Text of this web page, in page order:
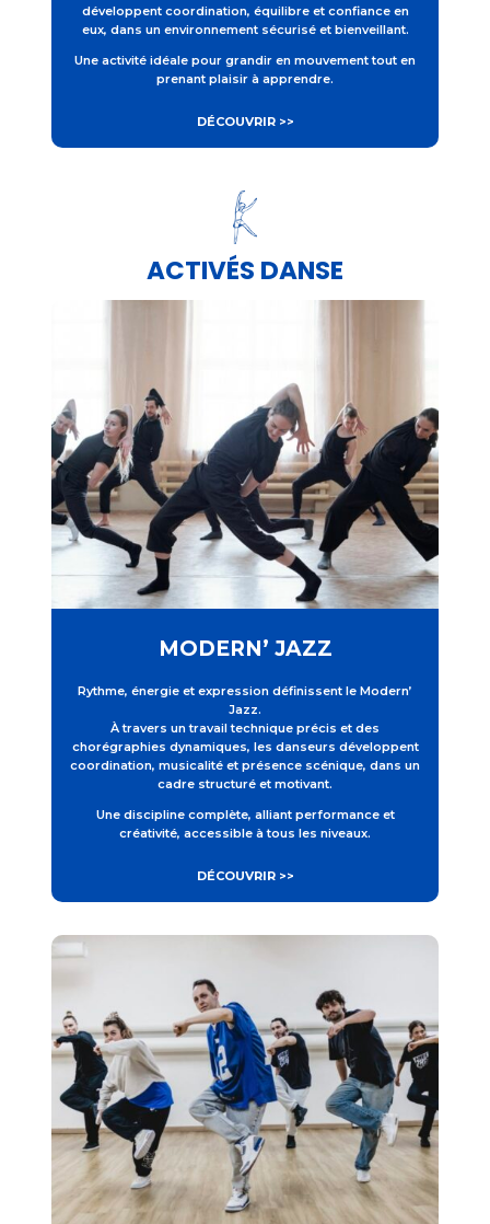
développent coordination, équilibre et confiance en
eux, dans un environnement sécurisé et bienveillant.
Une activité idéale pour grandir en mouvement tout en
prenant plaisir à apprendre.
DÉCOUVRIR >>
ACTIVÉS DANSE
MODERN’ JAZZ
Rythme, énergie et expression définissent le Modern’
Jazz.
À travers un travail technique précis et des
chorégraphies dynamiques, les danseurs développent
coordination, musicalité et présence scénique, dans un
cadre structuré et motivant.
Une discipline complète, alliant performance et
créativité, accessible à tous les niveaux.
DÉCOUVRIR >>